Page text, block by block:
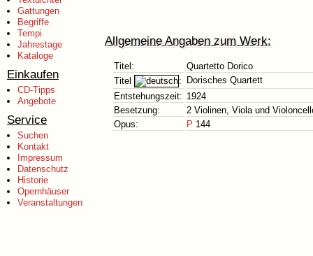
Gattungen
Begriffe
Tempi
Jahrestage
Kataloge
Einkaufen
CD-Tipps
Angebote
Service
Suchen
Kontakt
Impressum
Datenschutz
Historie
Opernhäuser
Veranstaltungen
Allgemeine Angaben zum Werk:
Titel:
Quartetto Dorico
Titel
:
Dorisches Quartett
Entstehungszeit: 1924
Besetzung:
2 Violinen, Viola und
Opus:
P 144